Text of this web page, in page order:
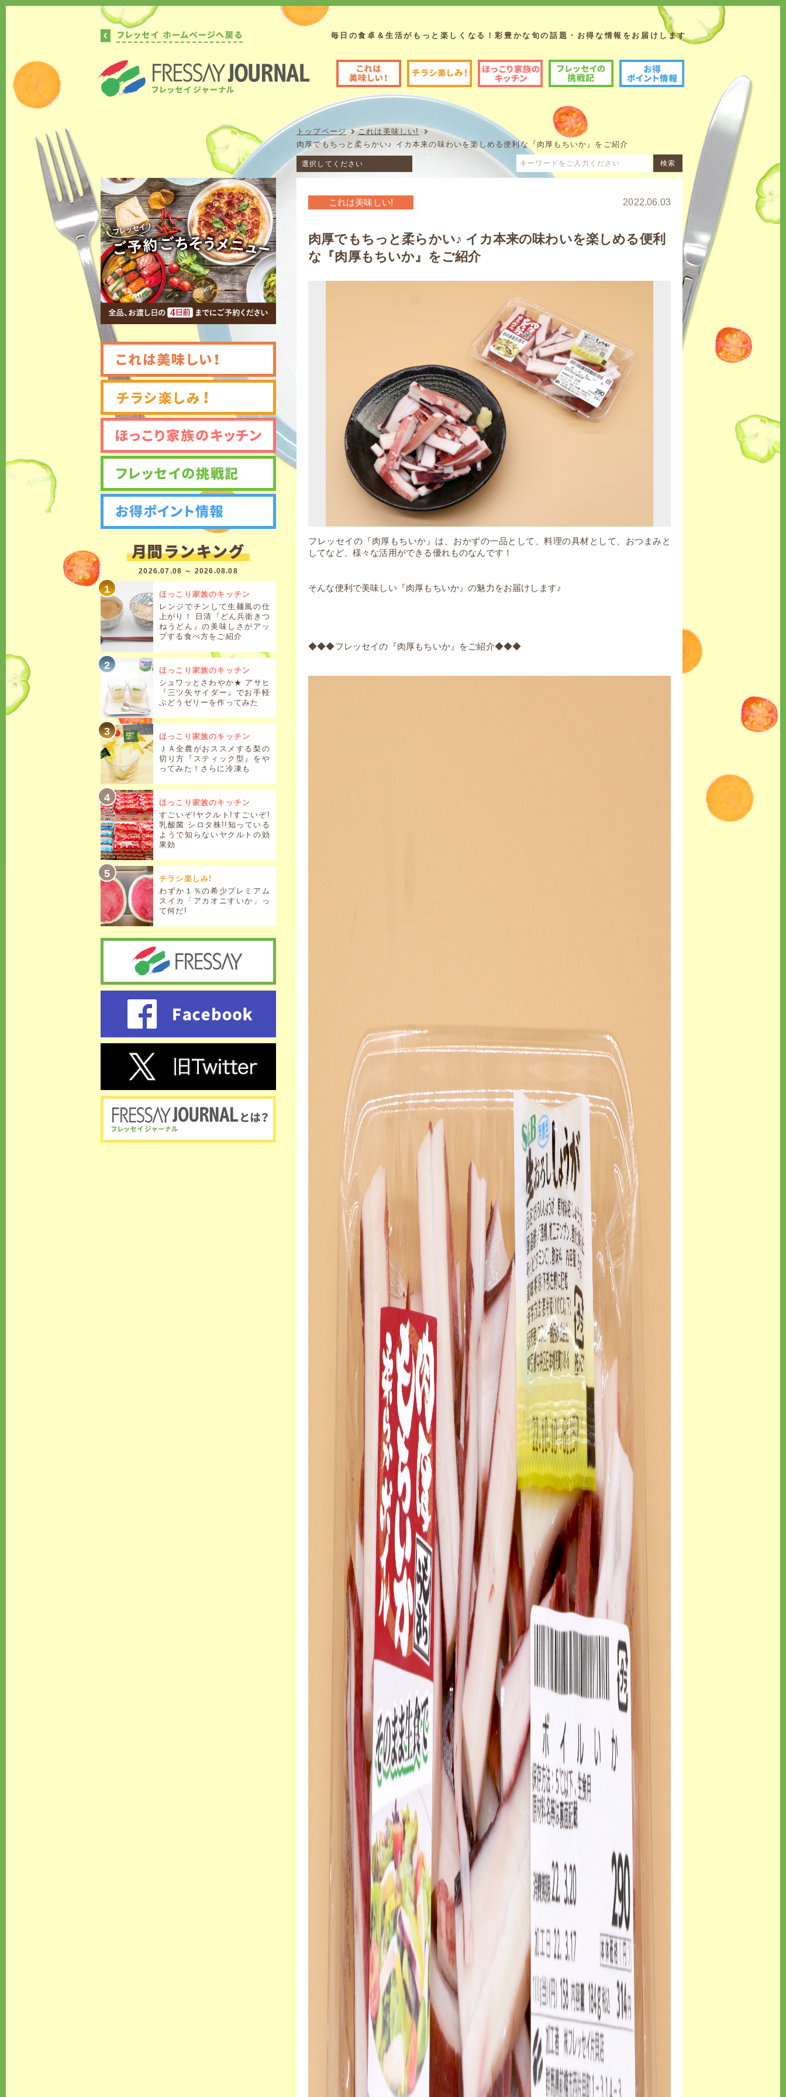
毎日の食卓＆生活がもっと楽しくなる！彩豊かな旬の話題・お得な情報をお届けします
これは美味しい! チラシ楽しみ! ほっこり家族のキッチンフレッセイの挑戦記 お得ポイント情報
トップページ
これは美味しい!
肉厚でもちっと柔らかい♪ イカ本来の味わいを楽しめる便利な『肉厚もちいか』をご紹介
これは美味しい! 2022.06.03
肉厚でもちっと柔らかい♪ イカ本来の味わいを楽しめる便利
な『肉厚もちいか』をご紹介
フレッセイの『肉厚もちいか』は、おかずの一品として、料理の具材として、おつまみと
してなど、様々な活用ができる優れものなんです！
そんな便利で美味しい『肉厚もちいか』の魅力をお届けします♪
◆◆◆フレッセイの『肉厚もちいか』をご紹介◆◆◆
2026.07.08 ～ 2026.08.08
ほっこり家族のキッチン
レンジでチンして生麺風の仕
上がり！ 日清『どん兵衛きつ
ねうどん』の美味しさがアッ
プする食べ方をご紹介
ほっこり家族のキッチン
シュワッとさわやか★ アサヒ
『三ツ矢サイダー』でお手軽
ぶどうゼリーを作ってみた
ほっこり家族のキッチン
ＪＡ全農がおススメする梨の
切り方『スティック型』をや
ってみた！さらに冷凍も
ほっこり家族のキッチン
すごいぞ!ヤクルト!すごいぞ!
乳酸菌 シロタ株!!知っている
ようで知らないヤクルトの効
果効
チラシ楽しみ!
わずか１％の希少プレミアム
スイカ「アカオニすいか」っ
て何だ!